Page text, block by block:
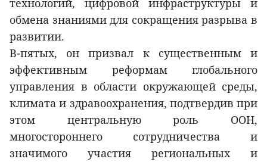
технологий, цифровой инфраструктуры и
обмена знаниями для сокращения разрыва в
развитии.
В-пятых, он призвал к существенным и
эффективным реформам глобального
управления в области окружающей среды,
климата и здравоохранения, подтвердив при
этом центральную роль ООН,
многостороннего сотрудничества и
значимого участия региональных и